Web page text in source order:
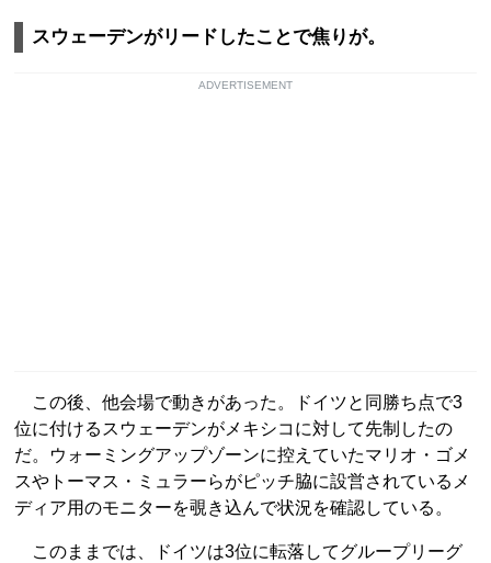
スウェーデンがリードしたことで焦りが。
ADVERTISEMENT
この後、他会場で動きがあった。ドイツと同勝ち点で3
位に付けるスウェーデンがメキシコに対して先制したの
だ。ウォーミングアップゾーンに控えていたマリオ・ゴメ
スやトーマス・ミュラーらがピッチ脇に設営されているメ
ディア用のモニターを覗き込んで状況を確認している。
このままでは、ドイツは3位に転落してグループリーグ